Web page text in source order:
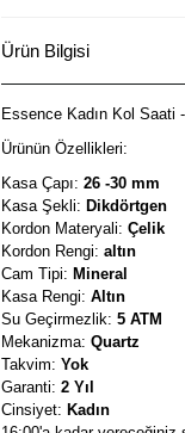
Ürün Bilgisi
Essence Kadın Kol Saati
Ürünün Özellikleri:
Kasa Çapı: 26 -30 mm
Kasa Şekli: Dikdörtgen
Kordon Materyali: Çelik
Kordon Rengi: altın
Cam Tipi: Mineral
Kasa Rengi: Altın
Su Geçirmezlik: 5 ATM
Mekanizma: Quartz
Takvim: Yok
Garanti: 2 Yıl
Cinsiyet: Kadın